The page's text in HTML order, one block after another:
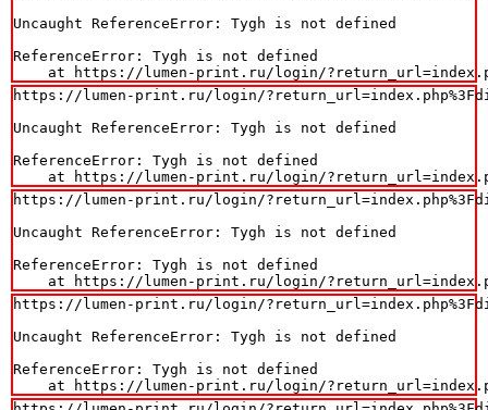
Uncaught ReferenceError: Tygh is not defined
ReferenceError: Tygh is not defined
at https://lumen-print.ru/login/
https://lumen-print.ru/login/
Uncaught ReferenceError: Tygh is not defined
ReferenceError: Tygh is not defined
at https://lumen-print.ru/login/
https://lumen-print.ru/login/
Uncaught ReferenceError: Tygh is not defined
ReferenceError: Tygh is not defined
at https://lumen-print.ru/login/
https://lumen-print.ru/login/
Uncaught ReferenceError: Tygh is not defined
ReferenceError: Tygh is not defined
at https://lumen-print.ru/login/